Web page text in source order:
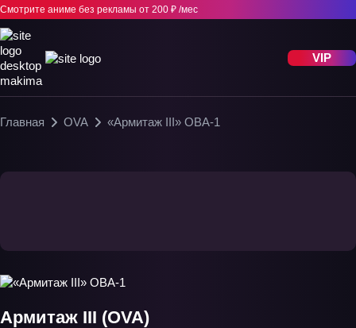
Смотрите аниме без рекламы от 200 ₽ /мес
VIP
Главная OVA «Армитаж III» ОВА-1
Армитаж III (OVA)